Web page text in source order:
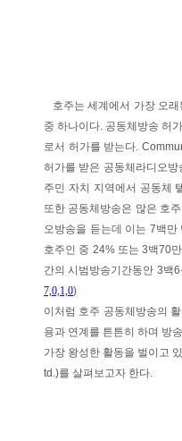
호주는 세계에서 가장 오
중 하나이다. 공동체방송 허
로서 허가를 받는다.
허가를 받은 공동체라디오
주민 자치 지역에서 공동체
또한 공동체방송은 많은 호
오방송을 듣는데 이는 7백
호주인 중 24% 또는 3백70
간의 시범방송기간동안 3백
7,0,1,0)
이처럼 호주 공동체방송의
용과 연계를 튼튼히 하며 방
가장 왕성한 활동을 벌이고
td.)를 살펴보고자 한다.